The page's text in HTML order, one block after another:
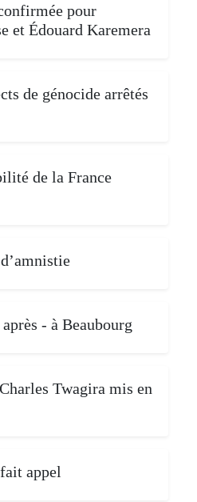
pour
et Édouard Karemera
de génocide arrêtés
de la France
- à Beaubourg
Twagira mis en
appel